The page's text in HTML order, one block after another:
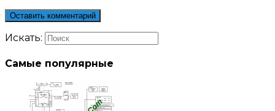
Искать:
Самые популярные